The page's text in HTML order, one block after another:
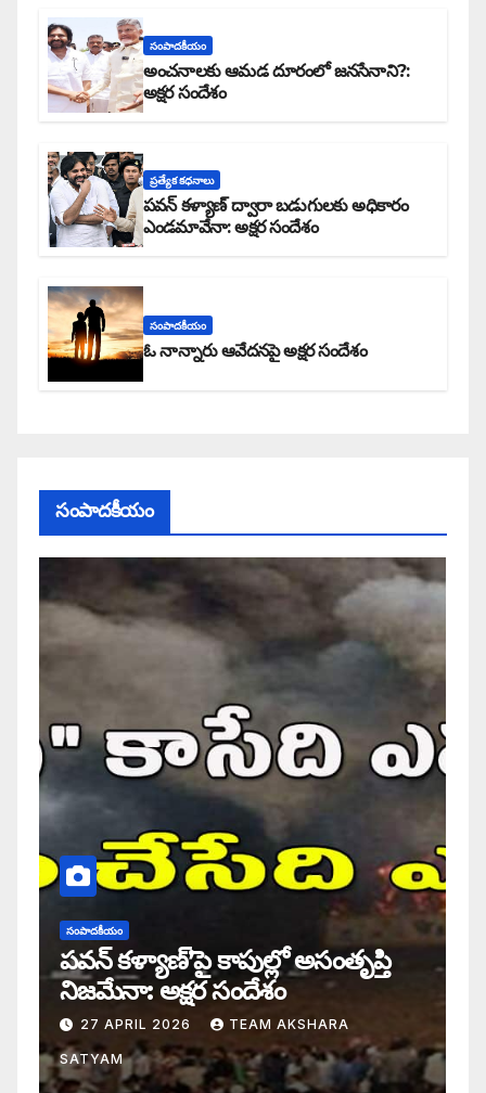
సంపాదకీయం
అంచనాలకు ఆమడ దూరంలో జనసేనాని?:
అక్షర సందేశం
ప్రత్యేక కధనాలు
పవన్ కళ్యాణ్ ద్వారా బడుగులకు అధికారం
ఎండమావేనా: అక్షర సందేశం
సంపాదకీయం
ఓ నాన్నారు ఆవేదనపై అక్షర సందేశం
సంపాదకీయం
సంపాదకీయం
పవన్ కళ్యాణ్’పై కాపుల్లో అసంతృప్తి
నిజమేనా: అక్షర సందేశం
27 APRIL 2026 TEAM AKSHARA
SATYAM